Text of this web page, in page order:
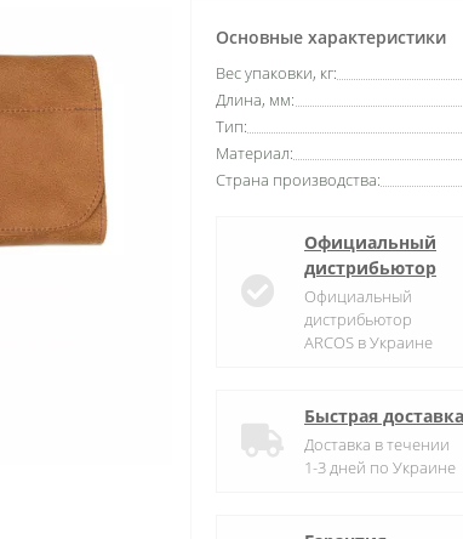
Основные характеристики
Вес упаковки, кг:
Длина, мм:
Тип:
Материал:
Страна производства:
Официальный
дистрибьютор
Официальный
дистрибьютор
ARCOS в Украине
Быстрая доставка
Доставка в течении
1-3 дней по Украине